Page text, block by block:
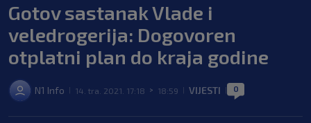
Gotov sastanak Vlade i
veledrogerija: Dogovoren
otplatni plan do kraja godine
N1 Info 14. tra. 2021. 17:18 > 18:59 VIJESTI 0